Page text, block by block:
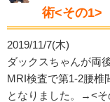
術<その1>
2019/11/7(木)
ダックスちゃんが両
MRI検査で第1-2腰椎
となりました。→<そ